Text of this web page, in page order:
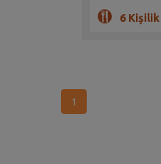
6 Kişilik
1